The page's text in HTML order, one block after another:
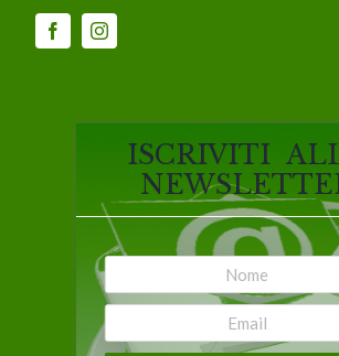
ISCRIVITI